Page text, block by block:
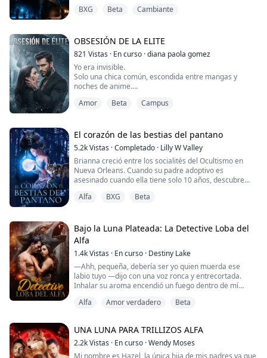
Desde ese primer día, Lucy toma o se queda con lo que
que compró con el dinero que ella misma...
BXG Beta Cambiante
OBSESIÓN DE LA ELITE
821 Vistas · En curso ·diana paola gomez
Yo era invisible.
Solo una chica común, escondida entre mangas y
noches de anime.
Él era un alfa. Yo, su omega.
Fue así como descubrí el lado más oscuro y fascinante
del mundo de alfas y omegas.
Amor Beta Campus
El corazón de las bestias del pantano
5.2kVistas ·Completado · Lilly W Valley
Brianna creció entre los socialités del Ocultismo en
Nueva Orleans. Cuando su padre adoptivo es
asesinado cuando ella tiene solo 10 años, descubre
años, está en una carrera contra el tiempo para
pueda regresar y buscar la retribución que se le debe
por la...
Alfa BXG Beta
Bajo la Luna Plateada: La Detective Loba del
Alfa
1.4kVistas · En curso · Destiny Lake
—Ahh, pequeña, debería ser yo quien muerda ese
labio tuyo —dijo con una voz ronca y entrecortada.
Inhalar su aroma encendió un fuego dentro de mí
consumiera por completo.
nada más que mi deseo por él quemándome hasta
dejarme en nada.
Alfa Amor verdadero Beta
UNA LUNA PARA TRILLIZOS ALFA
2.2kVistas · En curso ·Wendy Moses
Mi nombre es Hazel, la única hija de mis padres ya que